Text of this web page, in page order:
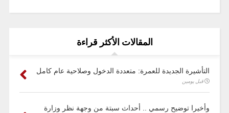
المقالات الأكثر قراءة
التأشيرة الجديدة للعمرة: متعددة الدخول وصلاحية عام كامل
قبل يومين
وأخيرا توضيح رسمي .. أحداث سبتة من وجهة نظر وزارة